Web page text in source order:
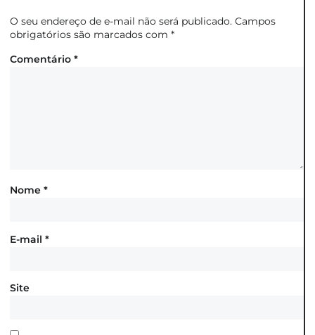
O seu endereço de e-mail não será publicado. Campos
obrigatórios são marcados com *
Comentário *
Nome *
E-mail *
Site